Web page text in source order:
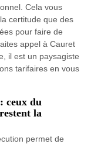
Cela vous
certitude que des
pour faire de
appel à Cauret
il est un paysagiste
tarifaires en vous
ceux du
la
permet de